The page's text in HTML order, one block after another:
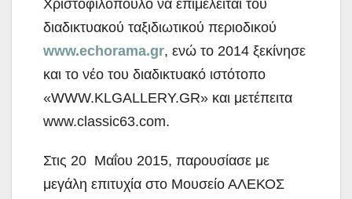
Χριστοφιλόπουλο να επιμελείται του
διαδικτυακού ταξιδιωτικού περιοδικού
www.echorama.gr, ενώ το 2014 ξεκίνησε
και το νέο του διαδικτυακό ιστότοπο
«WWW.KLGALLERY.GR» και μετέπειτα
www.classic63.com.
Στις 20 Μαΐου 2015, παρουσίασε με
μεγάλη επιτυχία στο Μουσείο ΑΛΕΚΟΣ